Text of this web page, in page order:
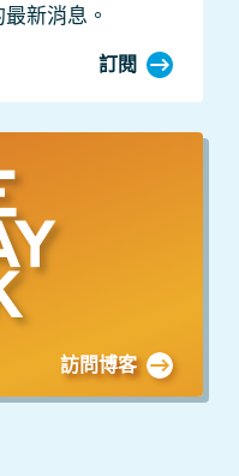
新消息。
訂閱
訪問博客